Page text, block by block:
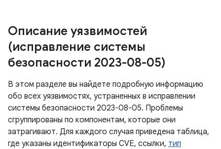
Описание уязвимостей
(исправление системы
безопасности 2023-08-05)
В этом разделе вы найдете подробную информацию
обо всех уязвимостях, устраненных в исправлении
системы безопасности 2023-08-05. Проблемы
сгруппированы по компонентам, которые они
затрагивают. Для каждого случая приведена таблица,
где указаны идентификаторы CVE, ссылки, тип